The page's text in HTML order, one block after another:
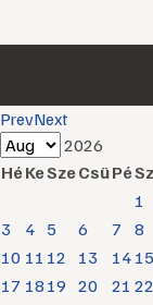
PrevNext
2026
HéKeSzeCsüPé
1
3
4 5 6 7 8
10 11 12 13 14 15
17 18 19 20 21 22